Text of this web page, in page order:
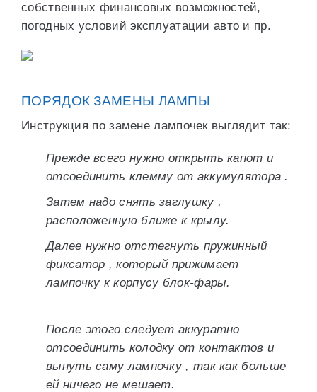
собственных финансовых возможностей,
погодных условий эксплуатации авто и пр.
ПОРЯДОК ЗАМЕНЫ ЛАМПЫ
Инструкция по замене лампочек выглядит так:
Прежде всего нужно открыть капот и
отсоединить клемму от аккумулятора .
Затем надо снять заглушку ,
расположенную ближе к крылу.
Далее нужно отстегнуть пружинный
фиксатор , который прижимает
лампочку к корпусу блок-фары.
После этого следует аккуратно
отсоединить колодку от контактов и
вынуть саму лампочку , так как больше
ей ничего не мешает.